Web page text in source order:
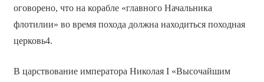
оговорено, что на корабле «главного Начальника
флотилии» во время похода должна находиться походная
церковь4.
В царствование императора Николая I «Высочайшим